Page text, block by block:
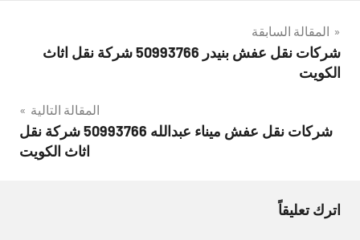
تصفّح
المقالات
المقالة السابقة
شركات نقل عفش بنيدر 50993766 شركة نقل اثاث
الكويت
المقالة التالية
شركات نقل عفش ميناء عبدالله 50993766 شركة نقل
اثاث الكويت
اترك تعليقاً